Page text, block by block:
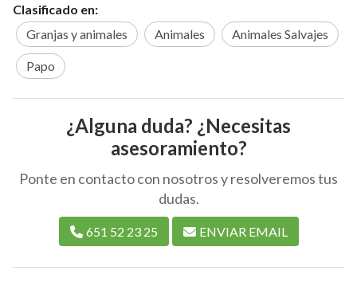
Clasificado en:
Granjas y animales
Animales Animales Salvajes
Papo
¿Alguna duda? ¿Necesitas
asesoramiento?
Ponte en contacto con nosotros y resolveremos tus
dudas.
651 52 23 25 ENVIAR EMAIL